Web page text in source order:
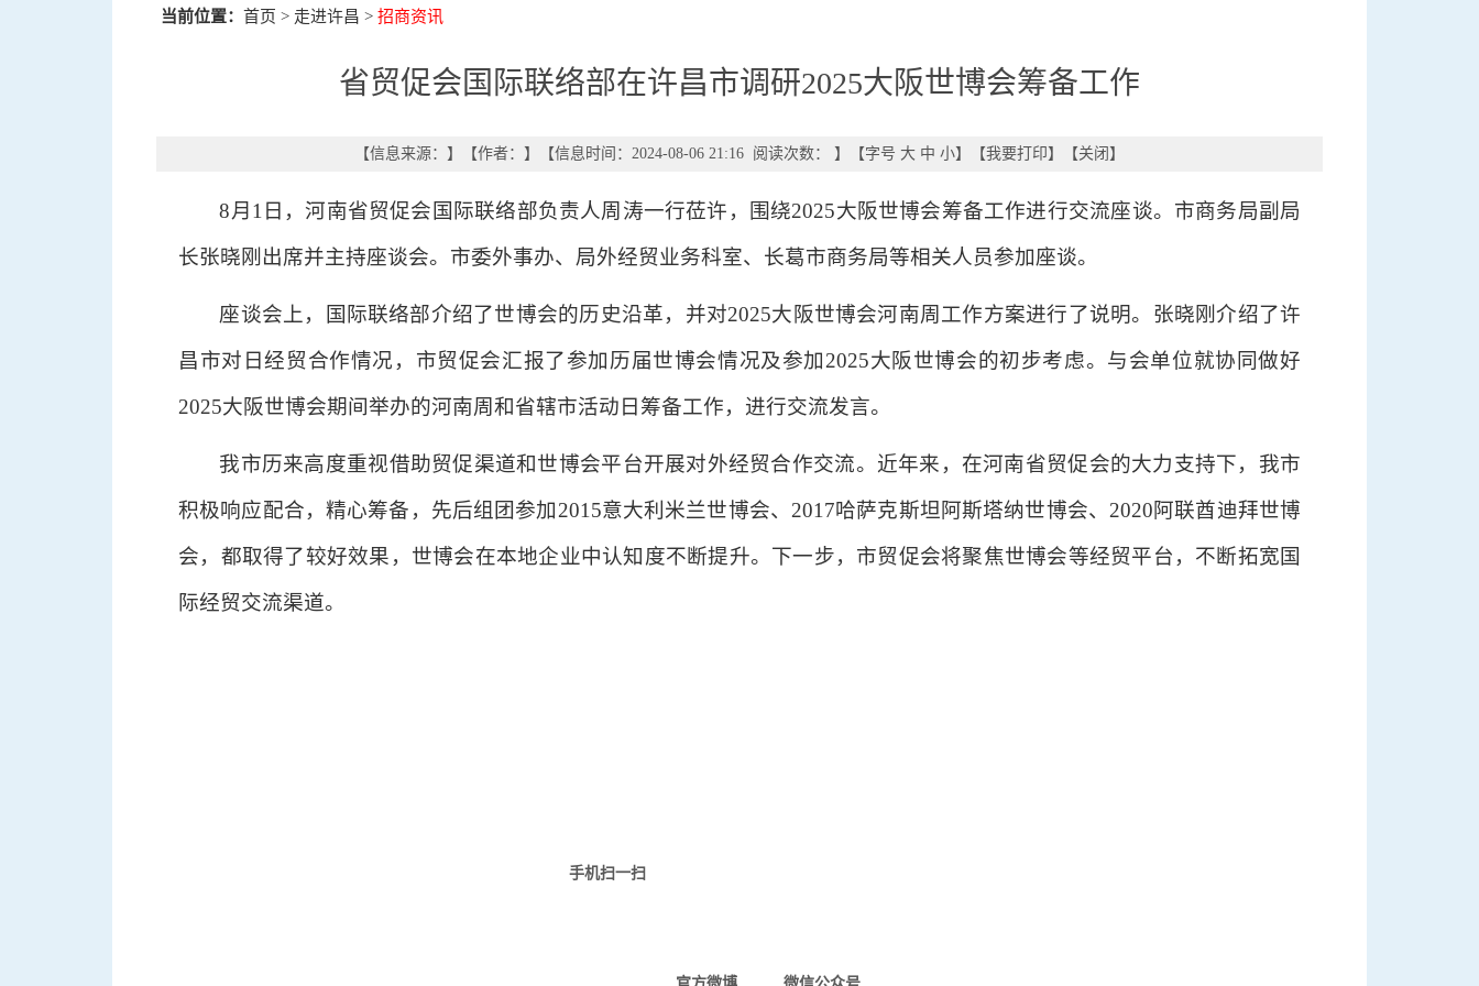
当前位置： 首页 > 走进许昌 > 招商资讯
省贸促会国际联络部在许昌市调研2025大阪世博会筹备工作
【信息来源： 】 【作者： 】 【信息时间：2024-08-06 21:16 阅读次数： 】【字号 大 中 小】【我要打印】【关闭 】
8月1日，河南省贸促会国际联络部负责人周涛一行莅许，围绕2025大阪世博会筹备工作进行交流座谈。市商务局副局
长张晓刚出席并主持座谈会。市委外事办、局外经贸业务科室、长葛市商务局等相关人员参加座谈。
座谈会上，国际联络部介绍了世博会的历史沿革，并对2025大阪世博会河南周工作方案进行了说明。张晓刚介绍了许
昌市对日经贸合作情况，市贸促会汇报了参加历届世博会情况及参加2025大阪世博会的初步考虑。与会单位就协同做好
2025大阪世博会期间举办的河南周和省辖市活动日筹备工作，进行交流发言。
我市历来高度重视借助贸促渠道和世博会平台开展对外经贸合作交流。近年来，在河南省贸促会的大力支持下，我市
积极响应配合，精心筹备，先后组团参加2015意大利米兰世博会、2017哈萨克斯坦阿斯塔纳世博会、2020阿联酋迪拜世博
会，都取得了较好效果，世博会在本地企业中认知度不断提升。下一步，市贸促会将聚焦世博会等经贸平台，不断拓宽国
际经贸交流渠道。